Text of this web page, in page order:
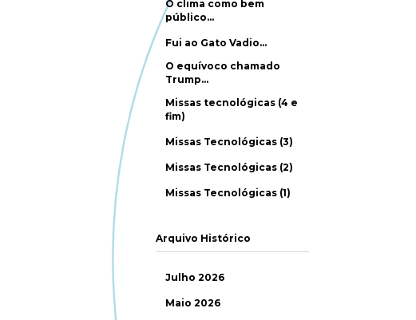
O clima como bem
público…
Fui ao Gato Vadio…
O equívoco chamado
Trump…
Missas tecnológicas (4 e
fim)
Missas Tecnológicas (3)
Missas Tecnológicas (2)
Missas Tecnológicas (1)
Arquivo Histórico
Julho 2026
Maio 2026